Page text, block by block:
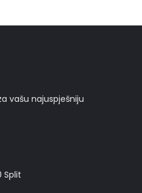
vašu najuspješniju
Split